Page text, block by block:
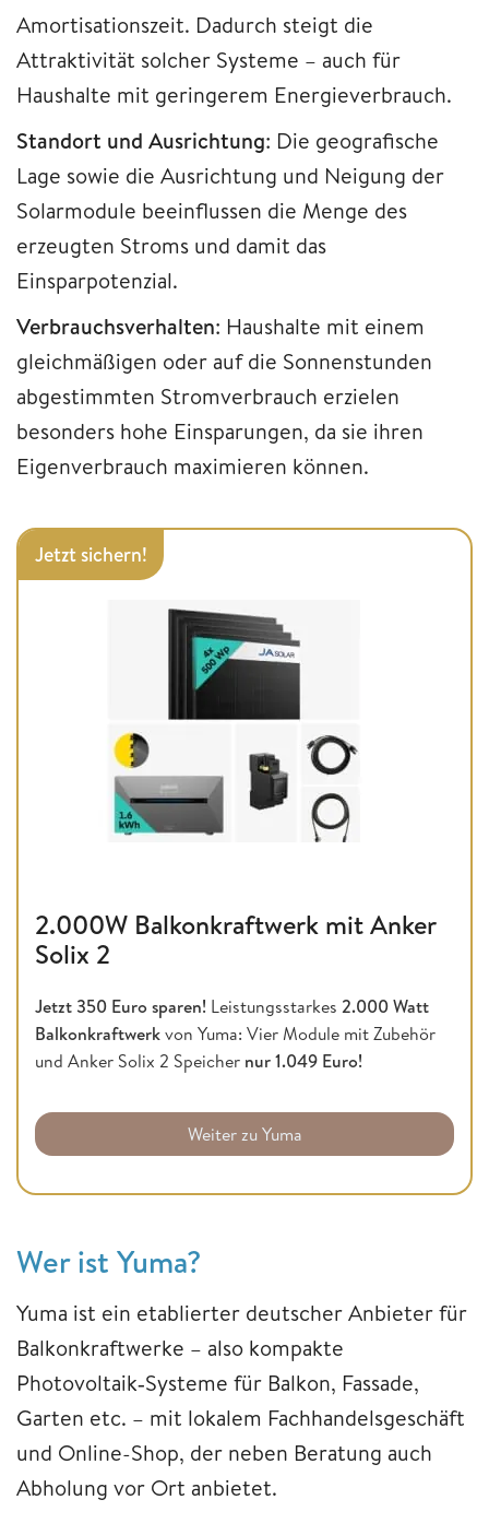
Amortisationszeit. Dadurch steigt die
Attraktivität solcher Systeme – auch für
Haushalte mit geringerem Energieverbrauch.
Standort und Ausrichtung: Die geografische
Lage sowie die Ausrichtung und Neigung der
Solarmodule beeinflussen die Menge des
erzeugten Stroms und damit das
Einsparpotenzial.
Verbrauchsverhalten: Haushalte mit einem
gleichmäßigen oder auf die Sonnenstunden
abgestimmten Stromverbrauch erzielen
besonders hohe Einsparungen, da sie ihren
Eigenverbrauch maximieren können.
Jetzt sichern!
2.000W Balkonkraftwerk mit Anker
Solix 2
Jetzt 350 Euro sparen! Leistungsstarkes 2.000 Watt
Balkonkraftwerkvon Yuma: Vier Module mit Zubehör
und Anker Solix 2 Speicher nur 1.049 Euro!
Weiter zu Yuma
Wer ist Yuma?
Yuma ist ein etablierter deutscher Anbieter für
Balkonkraftwerke – also kompakte
Photovoltaik‑Systeme für Balkon, Fassade,
Garten etc. – mit lokalem Fachhandelsgeschäft
und Online-Shop, der neben Beratung auch
Abholung vor Ort anbietet.